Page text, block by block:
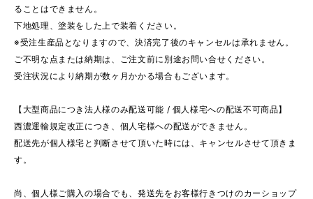
ることはできません。
下地処理、塗装をした上で装着ください。
※受注生産品となりますので、決済完了後のキャンセルは承れません。
ご不明な点または納期は、ご注文前に別途お問い合せください。
受注状況により納期が数ヶ月かかる場合もございます。
【大型商品につき法人様のみ配送可能 / 個人様宅への配送不可商品】
西濃運輸規定改正につき、個人宅様への配送ができません。
配送先が個人様宅と判断させて頂いた時には、キャンセルさせて頂きま
す。
尚、個人様ご購入の場合でも、発送先をお客様行きつけのカーショップ